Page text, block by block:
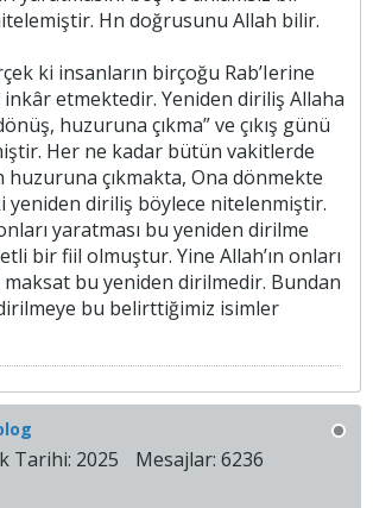
Hn doğrusunu Allah bilir.
ki insanların birçoğu Rab’Ierine
inkâr etmektedir. Yeniden diriliş Allaha
huzuruna çıkma” ve çıkış günü
Her ne kadar bütün vakitlerde
huzuruna çıkmakta, Ona dönmekte
yeniden diriliş böylece nitelenmiştir.
yaratması bu yeniden dirilme
bir fiil olmuştur. Yine Allah’ın onları
maksat bu yeniden dirilmedir. Bundan
bu belirttiğimiz isimler
Tarihi: 2025 Mesajlar: 6236